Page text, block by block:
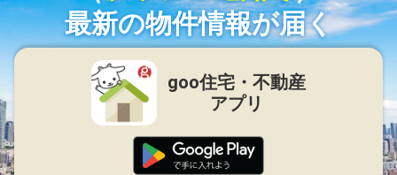
最新の物件情報が届く
goo住宅・不動産
アプリ